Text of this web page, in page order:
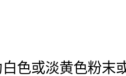
色或淡黄色粉末